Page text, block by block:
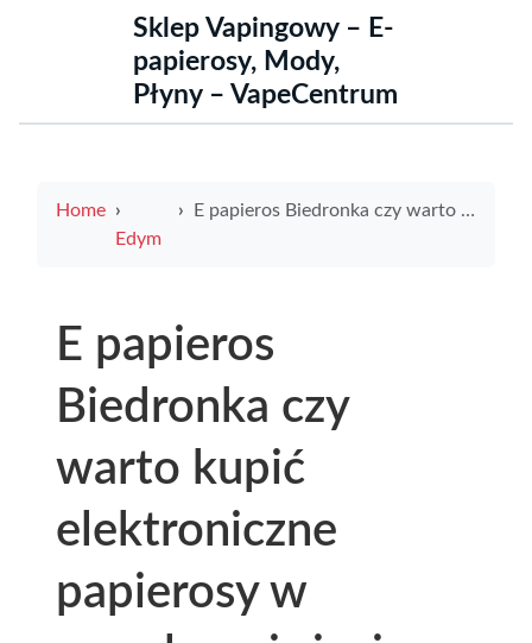
Sklep Vapingowy – E-
papierosy, Mody,
Płyny – VapeCentrum
Home
Edym
E papieros Biedronka czy warto kupić elektroniczne papierosy w popularnej sieci sklepów
E papieros
Biedronka czy
warto kupić
elektroniczne
papierosy w